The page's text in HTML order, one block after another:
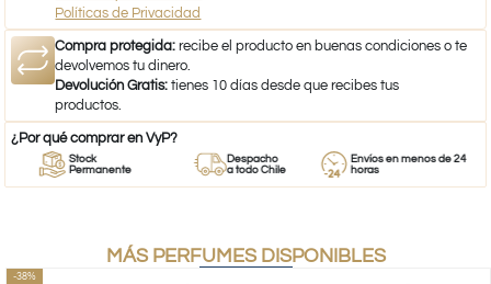
Políticas de Privacidad
Compra protegida: recibe el producto en buenas condiciones o te
devolvemos tu dinero.
Devolución Gratis: tienes 10 días desde que recibes tus
productos.
¿Por qué comprar en VyP?
Stock
Permanente
Despacho
a todo Chile
Envíos en menos de 24
horas
MÁS PERFUMES DISPONIBLES
-38%